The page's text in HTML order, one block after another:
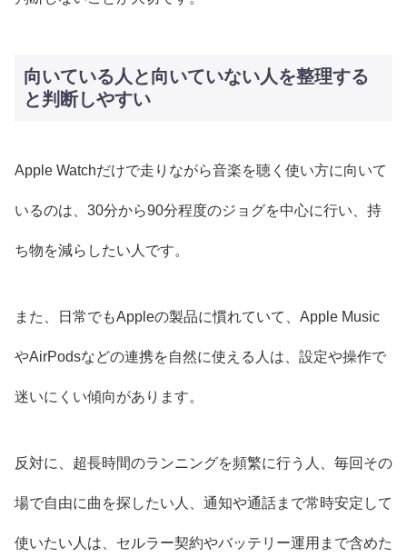
向いている人と向いていない人を整理する
と判断しやすい
Apple Watchだけで走りながら音楽を聴く使い方に向いて
いるのは、30分から90分程度のジョグを中心に行い、持
ち物を減らしたい人です。
また、日常でもAppleの製品に慣れていて、Apple Music
やAirPodsなどの連携を自然に使える人は、設定や操作で
迷いにくい傾向があります。
反対に、超長時間のランニングを頻繁に行う人、毎回その
場で自由に曲を探したい人、通知や通話まで常時安定して
使いたい人は、セルラー契約やバッテリー運用まで含めた